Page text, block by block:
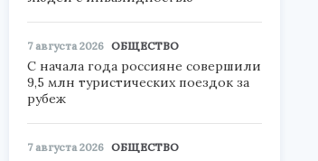
7 августа 2026 ОБЩЕСТВО
С начала года россияне совершили
9,5 млн туристических поездок за
рубеж
7 августа 2026 ОБЩЕСТВО